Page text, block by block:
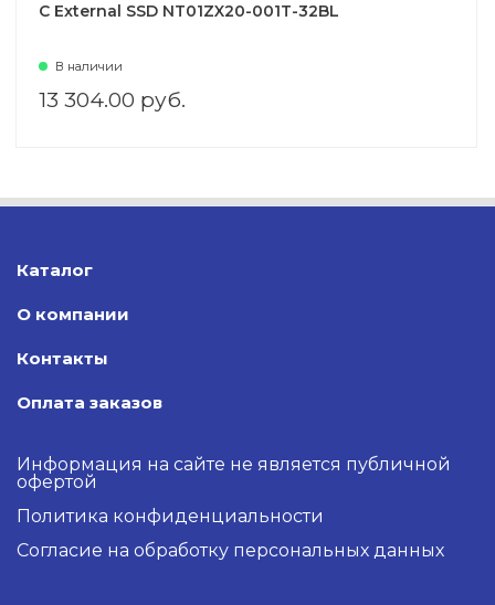
C External SSD NT01ZX20-001T-32BL
В наличии
13 304.00 руб.
Каталог
О компании
Контакты
Оплата заказов
Информация на сайте не является публичной
офертой
Политика конфиденциальности
Согласие на обработку персональных данных